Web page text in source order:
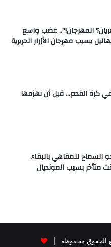
المهرجان!”.. غضب واسع
بسبب مهرجان الأزرار الحريرية
كرة القدم… قبل أن نهزمها
السماح للمقاهي بالبقاء
متأخر بسبب المونديال